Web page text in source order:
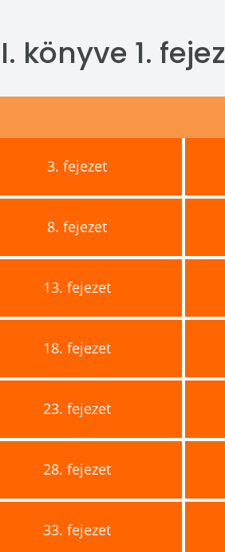
könyve 1.
3. fejezet
8. fejezet
13. fejezet
18. fejezet
23. fejezet
28. fejezet
33. fejezet